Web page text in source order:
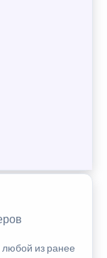
любой из ранее